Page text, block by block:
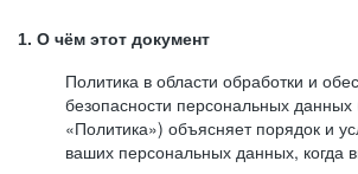
1. О чём этот документ
Политика в области обработки и
безопасности персональных
«Политика») объясняет порядок и
ваших персональных данных, когда